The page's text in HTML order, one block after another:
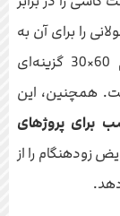
را برای آن به
ارمغان می‌آورد. در نتیجه، کاشی دلوان کرم 60×30 گزینه‌ای
همچنین، این
برای پروژهای
زودهنگام را از